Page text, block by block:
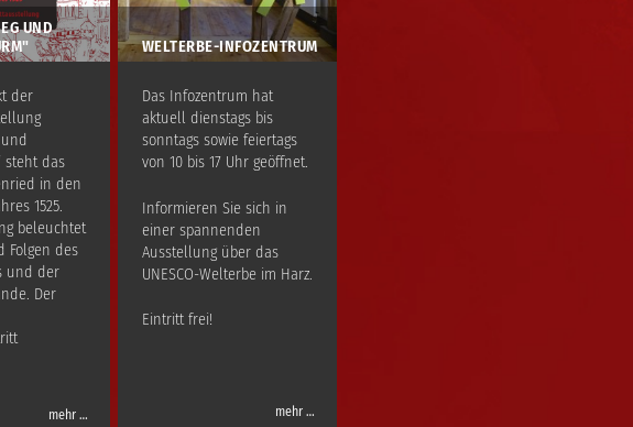
UND
der
steht das
in den
1525.
beleuchtet
Folgen des
und der
Der
mehr …
WELTERBE-INFOZENTRUM
Das Infozentrum hat
aktuell dienstags bis
sonntags sowie feiertags
von 10 bis 17 Uhr geöffnet.
Informieren Sie sich in
einer spannenden
Ausstellung über das
UNESCO-Welterbe im Harz.
Eintritt frei!
mehr …